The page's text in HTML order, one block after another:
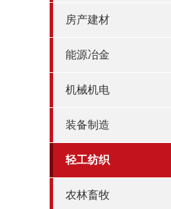
房产建材
能源冶金
机械机电
装备制造
轻工纺织
农林畜牧